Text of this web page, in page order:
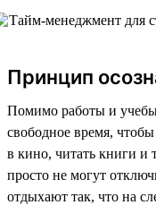
Принцип
Помимо работы и учебы
свободное время, чтобы
в кино, читать книги и
просто не могут
отдыхают так, что на